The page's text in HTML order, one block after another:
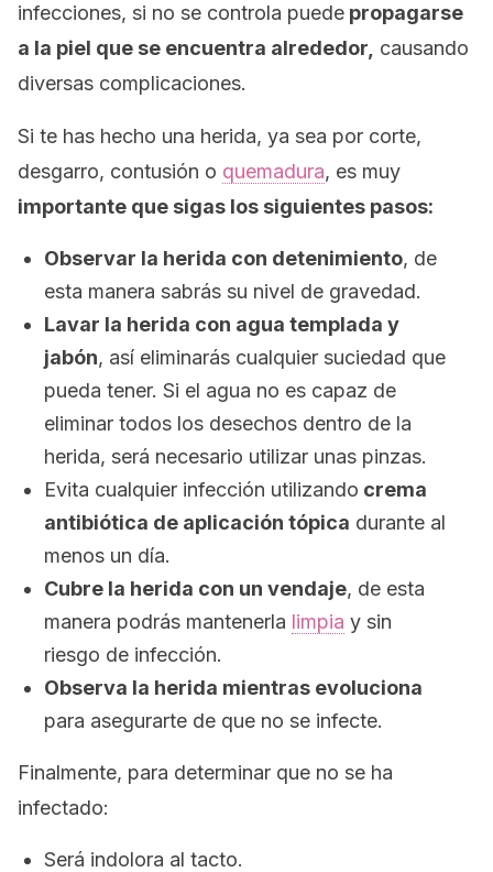
infecciones, si no se controla puede propagarse
a la piel que se encuentra alrededor, causando
diversas complicaciones.
Si te has hecho una herida, ya sea por corte,
desgarro, contusión o quemadura, es muy
importante que sigas los siguientes pasos:
Observar la herida con detenimiento, de
esta manera sabrás su nivel de gravedad.
Lavar la herida con agua templada y
jabón, así eliminarás cualquier suciedad que
pueda tener. Si el agua no es capaz de
eliminar todos los desechos dentro de la
herida, será necesario utilizar unas pinzas.
Evita cualquier infección utilizando crema
antibiótica de aplicación tópica durante al
menos un día.
Cubre la herida con un vendaje, de esta
manera podrás mantenerla limpia y sin
riesgo de infección.
Observa la herida mientras evoluciona
para asegurarte de que no se infecte.
Finalmente, para determinar que no se ha
infectado:
Será indolora al tacto.